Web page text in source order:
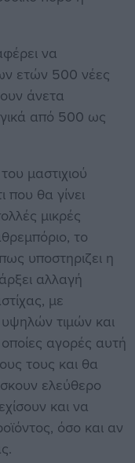
να
ετών 500 νέες
άνετα
από 500 ως
μαστιχιού
που θα γίνει
μικρές
το
υποστηριζει η
αλλαγή
με
τιμών και
αγορές αυτή
τους και θα
ελεύθερο
και να
όσο και αν